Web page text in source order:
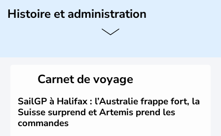
Histoire et administration
est une province francophone du
80 % desQuébécois. L’aéronautique, les
biotechnologies, l’industrie pharmaceutique, le génie
conseil constituent ses pôles essentiels d’activité.
Carnet de voyage
SailGP à Halifax : l’Australie frappe fort, la
Suisse surprend et Artemis prend les
commandes